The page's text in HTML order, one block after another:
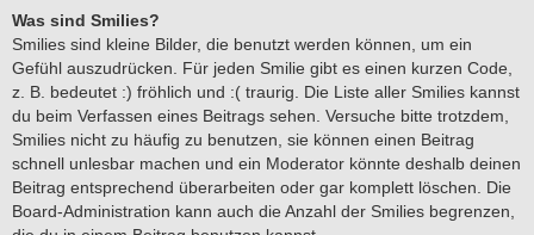
Was sind Smilies?
Smilies sind kleine Bilder, die benutzt werden können, um ein
Gefühl auszudrücken. Für jeden Smilie gibt es einen kurzen Code,
z. B. bedeutet :) fröhlich und :( traurig. Die Liste aller Smilies kannst
du beim Verfassen eines Beitrags sehen. Versuche bitte trotzdem,
Smilies nicht zu häufig zu benutzen, sie können einen Beitrag
schnell unlesbar machen und ein Moderator könnte deshalb deinen
Beitrag entsprechend überarbeiten oder gar komplett löschen. Die
Board-Administration kann auch die Anzahl der Smilies begrenzen,